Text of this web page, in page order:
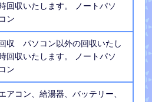
収いたします。 ノートパソ
ン
収 パソコン以外の回収いたし
収いたします。 ノートパソ
ン
アコン、給湯器、バッテリー、